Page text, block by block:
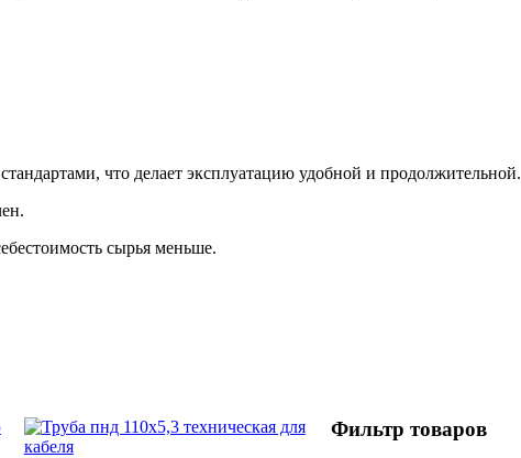
что делает эксплуатацию удобной и продолжительной.
сырья меньше.
Фильтр товаров